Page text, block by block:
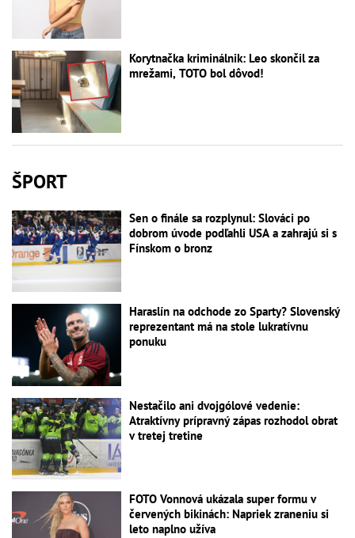
Korytnačka kriminálnik: Leo skončil za
mrežami, TOTO bol dôvod!
ŠPORT
Sen o finále sa rozplynul: Slováci po
dobrom úvode podľahli USA a zahrajú si s
Fínskom o bronz
Haraslín na odchode zo Sparty? Slovenský
reprezentant má na stole lukratívnu
ponuku
Nestačilo ani dvojgólové vedenie:
Atraktívny prípravný zápas rozhodol obrat
v tretej tretine
FOTO Vonnová ukázala super formu v
červených bikinách: Napriek zraneniu si
leto naplno užíva